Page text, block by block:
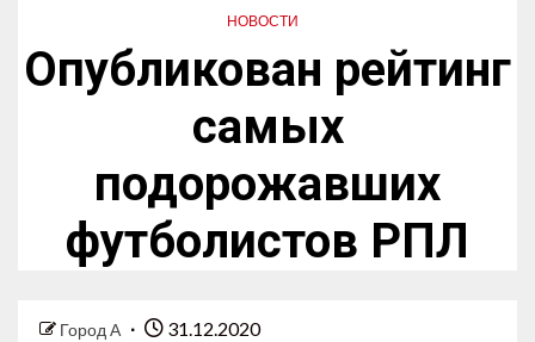
НОВОСТИ
Опубликован рейтинг
самых
подорожавших
футболистов РПЛ
Город А 31.12.2020